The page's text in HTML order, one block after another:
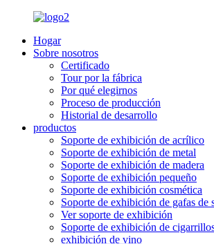
Hogar
Sobre nosotros
Certificado
Tour por la fábrica
Por qué elegirnos
Proceso de producción
Historial de desarrollo
productos
Soporte de exhibición de acrílico
Soporte de exhibición de metal
Soporte de exhibición de madera
Soporte de exhibición pequeño
Soporte de exhibición cosmética
Soporte de exhibición de gafas de
Ver soporte de exhibición
Soporte de exhibición de
exhibición de vino